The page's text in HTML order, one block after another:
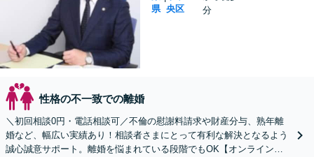
県 央区
分
性格の不一致での離婚
＼初回相談0円・電話相談可／不倫の慰謝料請求や財産分与、熟年離
婚など、幅広い実績あり！相談者さまにとって有利な解決となるよう
誠心誠意サポート。離婚を悩まれている段階でもOK【オンライン相